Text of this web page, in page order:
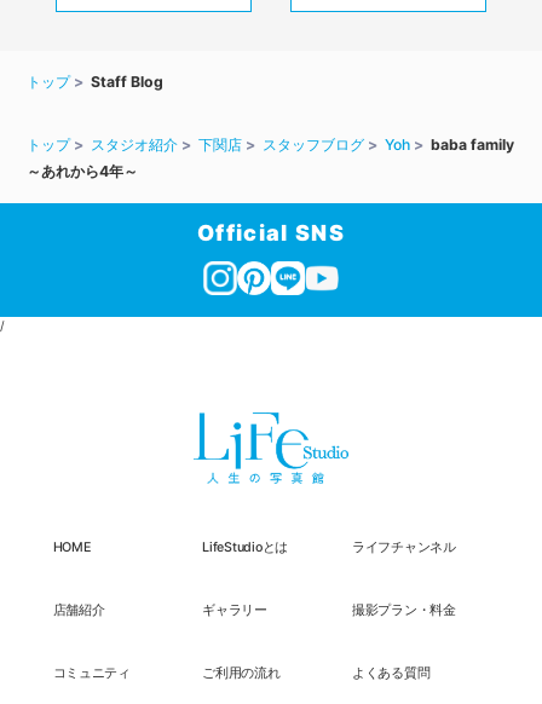
トップ Staff Blog
トップ スタジオ紹介 下関店 スタッフブログ Yoh
baba family
～あれから4年～
Official SNS
/
HOME LifeStudioとは ライフチャンネル
店舗紹介 ギャラリー 撮影プラン・料金
コミュニティ ご利用の流れ よくある質問